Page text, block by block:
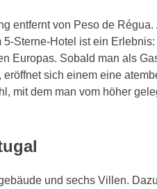
entfernt von Peso de
Sterne-Hotel ist ein
Europas. Sobald man als
sich einem eine
mit dem man vom höher
und sechs Villen.